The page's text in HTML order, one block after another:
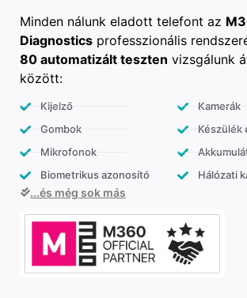
Minden nálunk eladott telefont az
Diagnostics professzionális
80 automatizált teszten vizsgálunk
között:
Kijelző
Gombok
Mikrofonok
Biometrikus azonosító
Kamerák
Készülék
Hálózati
...és még sok más